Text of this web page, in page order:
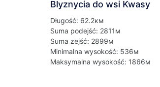
Blyznycia do wsi Kwasy
Długość: 62.2км
Suma podejść: 2811м
Suma zejść: 2899м
Minimalna wysokość: 536м
Maksymalna wysokość: 1866м